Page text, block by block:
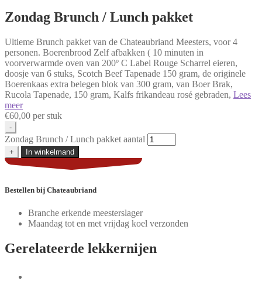
Zondag Brunch / Lunch pakket
Ultieme Brunch pakket van de Chateaubriand Meesters, voor 4
personen. Boerenbrood Zelf afbakken ( 10 minuten in
voorverwarmde oven van 200º C Label Rouge Scharrel eieren,
doosje van 6 stuks, Scotch Beef Tapenade 150 gram, de originele
Boerenkaas extra belegen blok van 300 gram, van Boer Brak,
Rucola Tapenade, 150 gram, Kalfs frikandeau rosé gebraden, Lees
meer
€60,00 per stuk
-
Zondag Brunch / Lunch pakket aantal
+ In winkelmand
Bestellen bij Chateaubriand
Branche erkende meesterslager
Maandag tot en met vrijdag koel verzonden
Gerelateerde lekkernijen